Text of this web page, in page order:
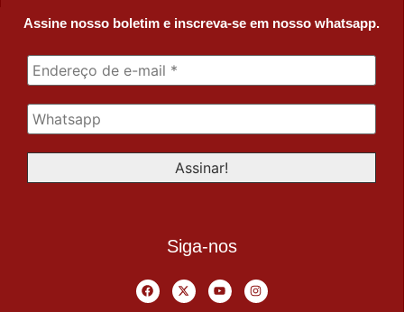
Assine nosso boletim e inscreva-se em nosso whatsapp.
Siga-nos